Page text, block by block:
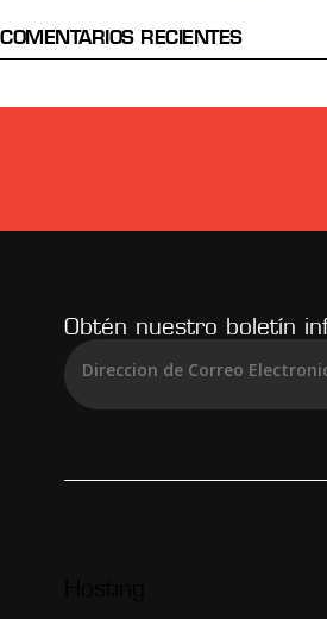
COMENTARIOS RECIENTES
Obtén nuestro boletín